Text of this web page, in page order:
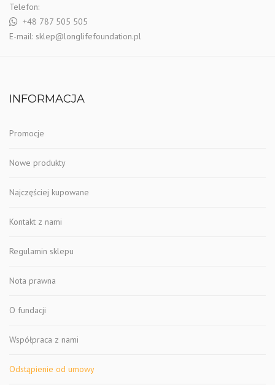
Telefon:
+48 787 505 505
E-mail: sklep@longlifefoundation.pl
INFORMACJA
Promocje
Nowe produkty
Najczęściej kupowane
Kontakt z nami
Regulamin sklepu
Nota prawna
O fundacji
Współpraca z nami
Odstąpienie od umowy